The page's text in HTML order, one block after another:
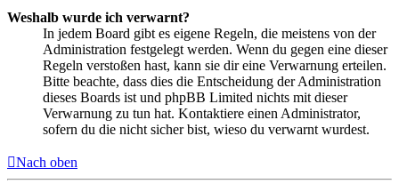
Weshalb wurde ich verwarnt?
In jedem Board gibt es eigene Regeln, die meistens von der
Administration festgelegt werden. Wenn du gegen eine dieser
Regeln verstoßen hast, kann sie dir eine Verwarnung erteilen.
Bitte beachte, dass dies die Entscheidung der Administration
dieses Boards ist und phpBB Limited nichts mit dieser
Verwarnung zu tun hat. Kontaktiere einen Administrator,
sofern du die nicht sicher bist, wieso du verwarnt wurdest.
Nach oben